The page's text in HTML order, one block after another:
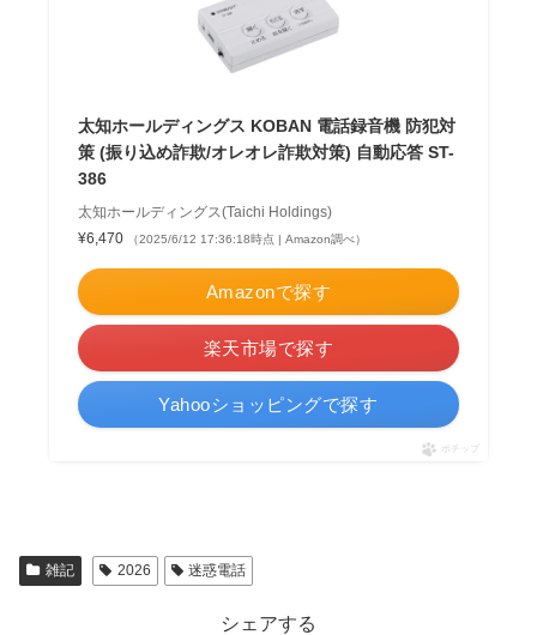
太知ホールディングス KOBAN 電話録音機 防犯対
策 (振り込め詐欺/オレオレ詐欺対策) 自動応答 ST-
386
太知ホールディングス(Taichi Holdings)
¥6,470
（2025/6/12 17:36:18時点 | Amazon調べ）
Amazonで探す
楽天市場で探す
Yahooショッピングで探す
ポチップ
雑記 2026 迷惑電話
シェアする